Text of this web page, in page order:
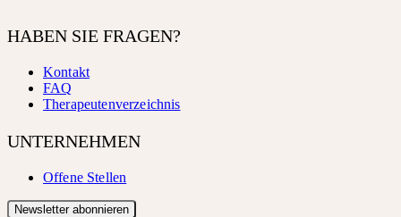
HABEN SIE FRAGEN?
Kontakt
FAQ
Therapeutenverzeichnis
UNTERNEHMEN
Offene Stellen
Newsletter abonnieren